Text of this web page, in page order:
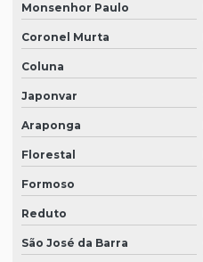
Monsenhor Paulo
Coronel Murta
Coluna
Japonvar
Araponga
Florestal
Formoso
Reduto
São José da Barra